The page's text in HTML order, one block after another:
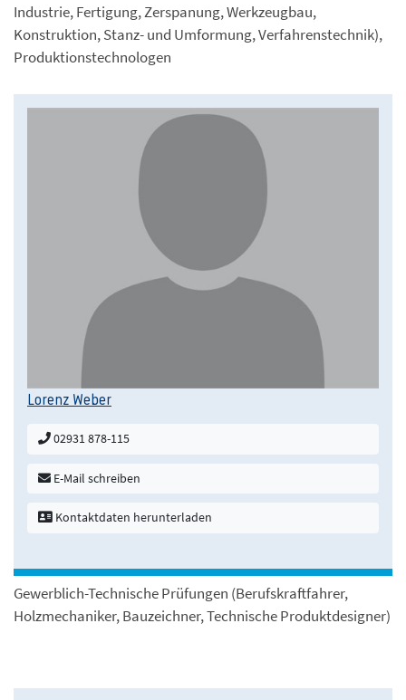
Industrie, Fertigung, Zerspanung, Werkzeugbau,
Konstruktion, Stanz- und Umformung, Verfahrenstechnik),
Produktionstechnologen
Lorenz Weber
02931 878-115
E-Mail schreiben
Kontaktdaten herunterladen
Gewerblich-Technische Prüfungen (Berufskraftfahrer,
Holzmechaniker, Bauzeichner, Technische Produktdesigner)